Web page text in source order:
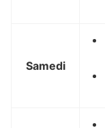
Samedi